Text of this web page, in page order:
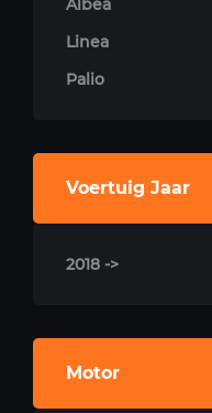
Albea
Linea
Palio
Voertuig Jaar
2018 ->
Motor